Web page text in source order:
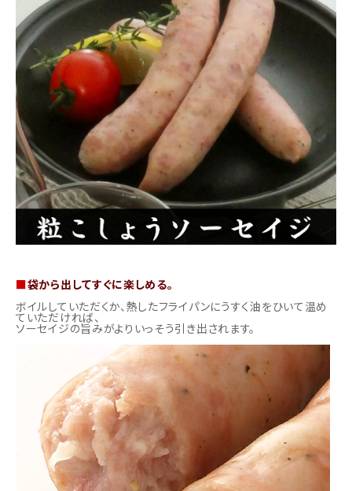
お問い合わせ
ご利用ガイド
直営店
■袋から出してすぐに楽しめる。
ボイルしていただくか、熱したフライパンにうすく油をひいて温め
ていただければ、
ソーセイジの旨みがよりいっそう引き出されます。